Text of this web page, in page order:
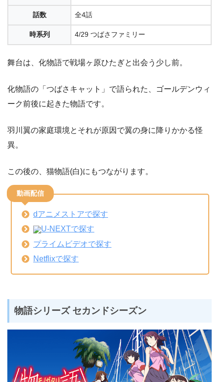
話数 全4話
時系列 4/29 つばさファミリー
舞台は、化物語で戦場ヶ原ひたぎと出会う少し前。
化物語の「つばさキャット」で語られた、ゴールデンウィ
ーク前後に起きた物語です。
羽川翼の家庭環境とそれが原因で翼の身に降りかかる怪
異。
この後の、猫物語(白)にもつながります。
動画配信
dアニメストアで探す
U-NEXTで探す
プライムビデオで探す
Netflixで探す
物語シリーズ セカンドシーズン